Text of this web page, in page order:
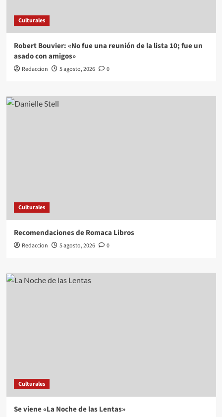
Culturales
Robert Bouvier: «No fue una reunión de la lista 10; fue un
asado con amigos»
Redaccion 5 agosto, 2026 0
Culturales
Recomendaciones de Romaca Libros
Redaccion 5 agosto, 2026 0
Culturales
Se viene «La Noche de las Lentas»